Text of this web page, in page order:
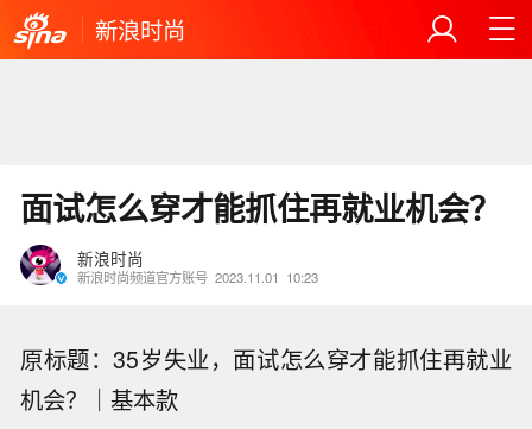
新浪时尚
面试怎么穿才能抓住再就业机会？
新浪时尚
新浪时尚频道官方账号 2023.11.01 10:23
原标题：35岁失业，面试怎么穿才能抓住再就业
机会？｜基本款